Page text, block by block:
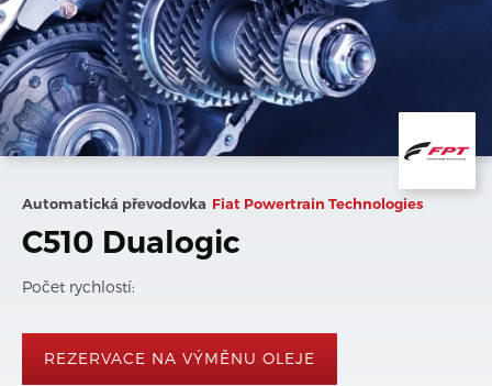
Automatická převodovka Fiat Powertrain Technologies
C510 Dualogic
Počet rychlostí:
REZERVACE NA VÝMĚNU OLEJE